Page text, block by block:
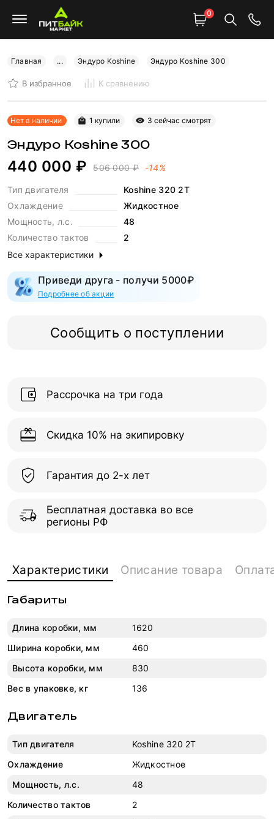
0
Главная ... Эндуро Koshine Эндуро Koshine 300
В избранное К сравнению
Нет в наличии 1 купили 3 сейчас смотрят
Эндуро Koshine 300
440 000 ₽ 506 000 ₽ -14%
Тип двигателя
Koshine 320 2T
Охлаждение
Жидкостное
Мощность, л.с.
48
Количество тактов
2
Все характеристики
Приведи друга - получи 5000₽
Подробнее об акции
Сообщить о поступлении
Рассрочка на три года
Скидка 10% на экипировку
Гарантия до 2-х лет
Бесплатная доставка во все
регионы РФ
Характеристики Описание товара
Габариты
Длина коробки, мм
1620
Ширина коробки, мм
460
Высота коробки, мм
830
Вес в упаковке, кг
136
Двигатель
Тип двигателя
Koshine 320 2T
Охлаждение
Жидкостное
Мощность, л.с.
48
Количество тактов
2